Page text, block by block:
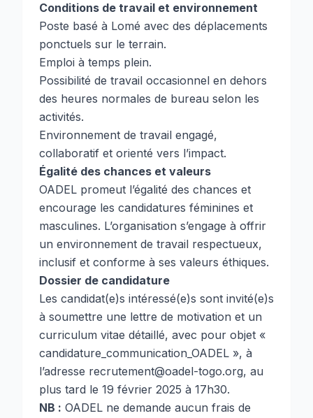
Conditions de travail et environnement
Poste basé à Lomé avec des déplacements
ponctuels sur le terrain.
Emploi à temps plein.
Possibilité de travail occasionnel en dehors
des heures normales de bureau selon les
activités.
Environnement de travail engagé,
collaboratif et orienté vers l’impact.
Égalité des chances et valeurs
OADEL promeut l’égalité des chances et
encourage les candidatures féminines et
masculines. L’organisation s’engage à offrir
un environnement de travail respectueux,
inclusif et conforme à ses valeurs éthiques.
Dossier de candidature
Les candidat(e)s intéressé(e)s sont invité(e)s
à soumettre une lettre de motivation et un
curriculum vitae détaillé, avec pour objet «
candidature_communication_OADEL », à
l’adresse recrutement@oadel-togo.org, au
plus tard le 19 février 2025 à 17h30.
NB : OADEL ne demande aucun frais de